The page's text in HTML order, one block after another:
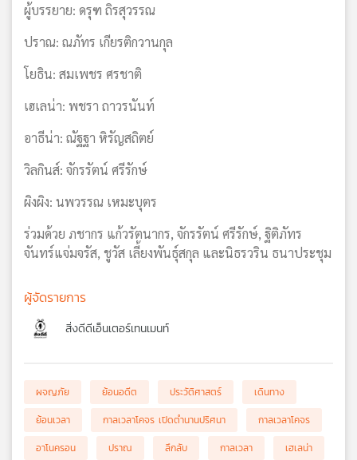
ผู้บรรยาย: ดรุฑ ถิรสุวรรณ
ปราณ: ณภัทร เกียรติกวานกุล
โยธิน: สมเพชร ศรชาติ
เฮเลน่า: พชรา ถาวรนันท์
อาธีน่า: ณัฐฐา หิรัญสถิตย์
วิลกินส์: จักรรัตน์ ศรีรักษ์
ผิงผิง: นพวรรณ เหมะบุตร
ร่วมด้วย ภชากร แก้วรัตนากร, จักรรัตน์ ศรีรักษ์, ฐิติภัทร
จันทร์แจ่มจรัส, ชูวัส เลี้ยงพันธุ์สกุล และนิธรวริน ธนาประชุม
ผู้จัดรายการ
สิ่งดีดีเอ็นเตอร์เทนเมนท์
ผจญภัย ย้อนอดีต ประวัติศาสตร์
เดินทาง
ย้อนเวลา
กาลเวลาโคจร เปิดตำนานปริศนา
กาลเวลาโคจร
อาโนครอน
ปราณ ลึกลับ กาลเวลา
เฮเลน่า